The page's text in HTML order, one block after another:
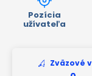
Pozícia
užívateľa
Zväzové